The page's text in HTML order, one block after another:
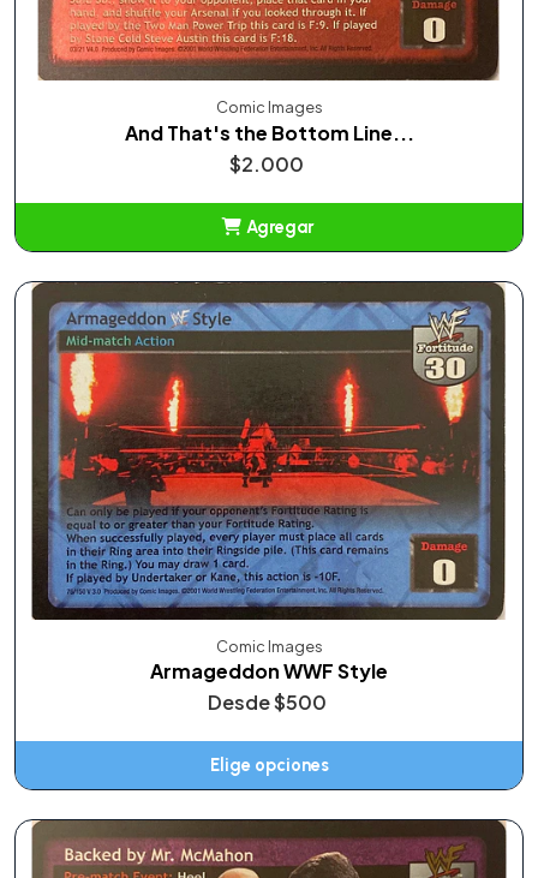
Comic Images
And That's the Bottom Line...
$2.000
Agregar
Comic Images
Armageddon WWF Style
Desde$500
Elige opciones